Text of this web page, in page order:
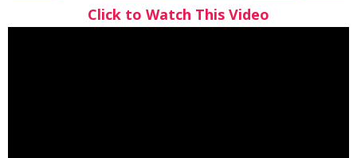
Click to Watch This Video